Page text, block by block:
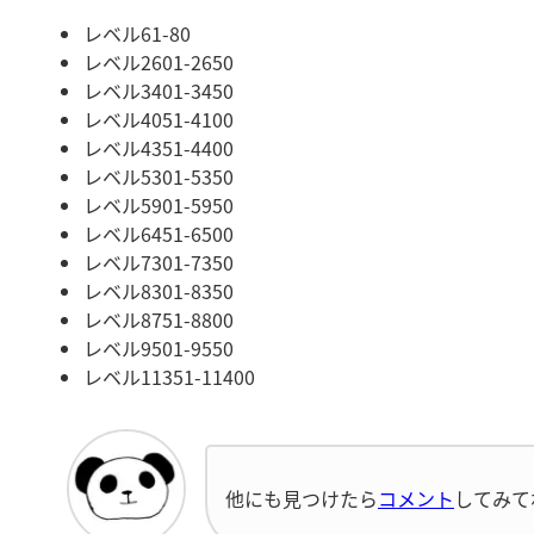
レベル61-80
レベル2601-2650
レベル3401-3450
レベル4051-4100
レベル4351-4400
レベル5301-5350
レベル5901-5950
レベル6451-6500
レベル7301-7350
レベル8301-8350
レベル8751-8800
レベル9501-9550
レベル11351-11400
他にも見つけたらコメント してみ